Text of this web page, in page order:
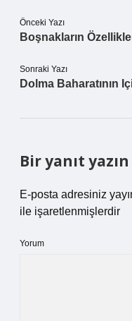
Önceki Yazı
Boşnakların
Sonraki Yazı
Dolma Baharatının
Bir yanıt yazın
E-posta adresiniz
ile işaretlenmişlerdir
Yorum